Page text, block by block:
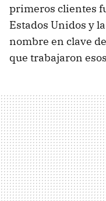
primeros clientes
Estados Unidos y
nombre en clave
que trabajaron